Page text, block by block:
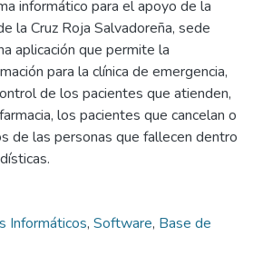
informático para el apoyo de la
la Cruz Roja Salvadoreña, sede
aplicación que permite la
para la clínica de emergencia,
de los pacientes que atienden,
los pacientes que cancelan o
de las personas que fallecen dentro
Informáticos, Software, Base de